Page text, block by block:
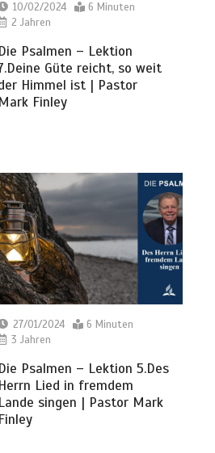
10/02/2024
6 Minuten
2 Jahren
Die Psalmen – Lektion
Güte reicht, so weit
Himmel ist | Pastor
Mark Finley
27/01/2024
6 Minuten
3 Jahren
Die Psalmen – Lektion 5.Des
Herrn Lied in fremdem
Lande singen | Pastor Mark
Finley